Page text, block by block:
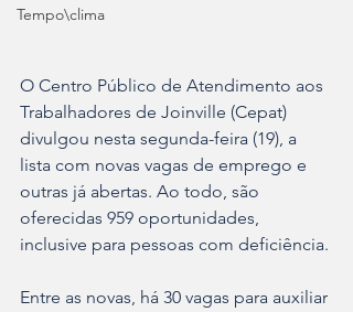
Tempo\clima
O Centro Público de Atendimento aos
Trabalhadores de Joinville (Cepat)
divulgou nesta segunda-feira (19), a
lista com novas vagas de emprego e
outras já abertas. Ao todo, são
oferecidas 959 oportunidades,
inclusive para pessoas com deficiência.
Entre as novas, há 30 vagas para auxiliar